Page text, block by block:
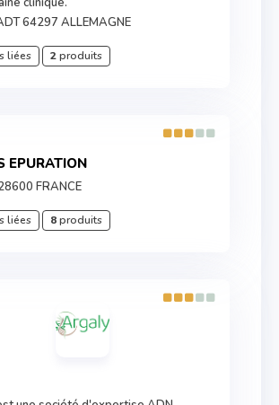
64297 ALLEMAGNE
liées 2produits
EPURATION
FRANCE
liées 8produits